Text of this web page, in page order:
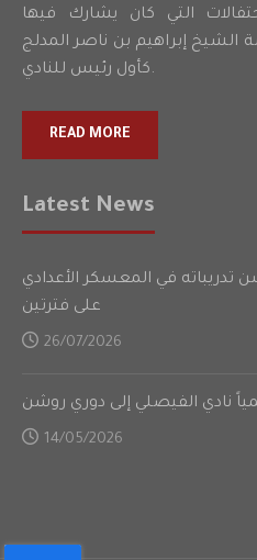
التي كان يشارك فيها
الشيخ إبراهيم بن ناصر المدلج
كأول رئيس للنادي.
READ MORE
Latest News
21 عامًا يدشن تدريباته في المعسكر الأعدادي
على فترتين
26/07/2026
نادي الفيصلي إلى دوري روشن
14/05/2026